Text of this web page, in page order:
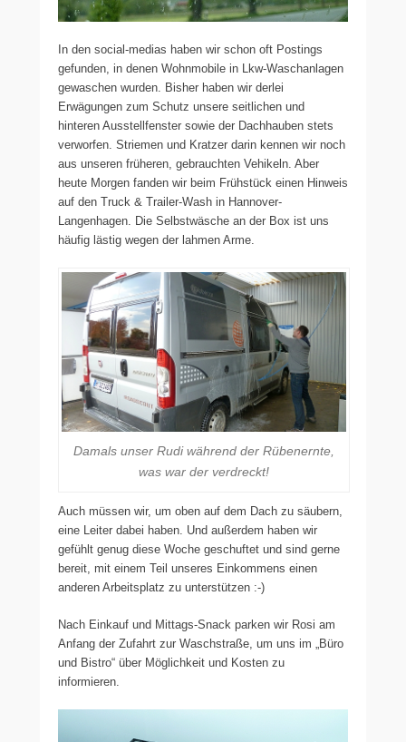
In den social-medias haben wir schon oft Postings
gefunden, in denen Wohnmobile in Lkw-Waschanlagen
gewaschen wurden. Bisher haben wir derlei
Erwägungen zum Schutz unsere seitlichen und
hinteren Ausstellfenster sowie der Dachhauben stets
verworfen. Striemen und Kratzer darin kennen wir noch
aus unseren früheren, gebrauchten Vehikeln. Aber
heute Morgen fanden wir beim Frühstück einen Hinweis
auf den Truck & Trailer-Wash in Hannover-
Langenhagen. Die Selbstwäsche an der Box ist uns
häufig lästig wegen der lahmen Arme.
Damals unser Rudi während der Rübenernte,
was war der verdreckt!
Auch müssen wir, um oben auf dem Dach zu säubern,
eine Leiter dabei haben. Und außerdem haben wir
gefühlt genug diese Woche geschuftet und sind gerne
bereit, mit einem Teil unseres Einkommens einen
anderen Arbeitsplatz zu unterstützen :-)
Nach Einkauf und Mittags-Snack parken wir Rosi am
Anfang der Zufahrt zur Waschstraße, um uns im „Büro
und Bistro“ über Möglichkeit und Kosten zu
informieren.